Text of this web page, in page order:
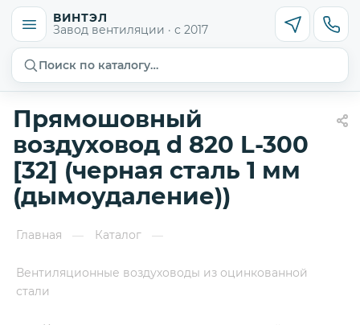
ВИНТЭЛ
Завод вентиляции · с 2017
Поиск по каталогу…
Прямошовный
воздуховод d 820 L-300
[32] (черная сталь 1 мм
(дымоудаление))
Главная — Каталог —
Вентиляционные воздуховоды из оцинкованной
стали